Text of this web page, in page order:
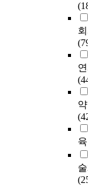
육